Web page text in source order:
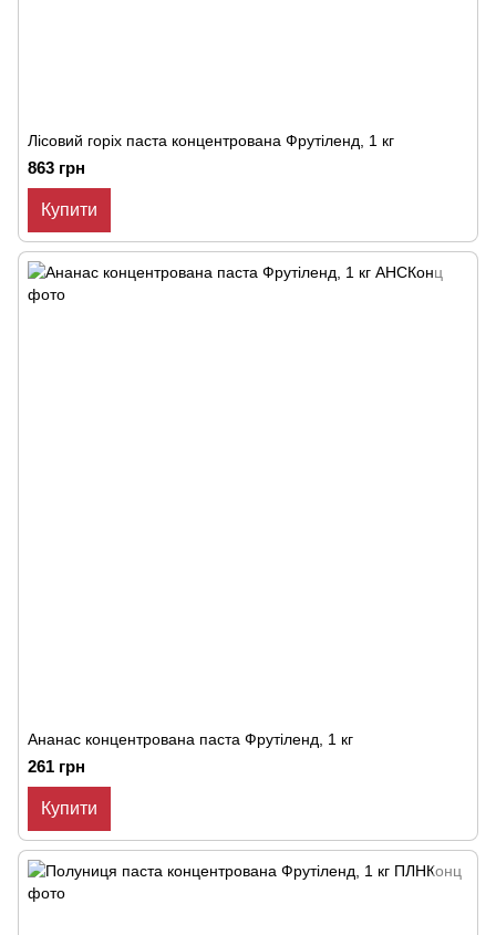
Лісовий горіх паста концентрована Фрутіленд, 1 кг
863 грн
Купити
Ананас концентрована паста Фрутіленд, 1 кг
261 грн
Купити